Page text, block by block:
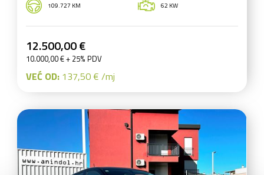
109.727 KM 62 KW
12.500,00 €
10.000,00 € + 25% PDV
VEĆ OD: 137,50 € /mj